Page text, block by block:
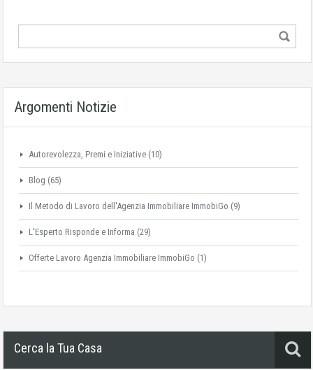
Argomenti Notizie
Autorevolezza, Premi e Iniziative (10)
Blog (65)
Il Metodo di Lavoro dell'Agenzia Immobiliare ImmobiGo (9)
L'Esperto Risponde e Informa (29)
Offerte Lavoro Agenzia Immobiliare ImmobiGo (1)
Cerca la Tua Casa